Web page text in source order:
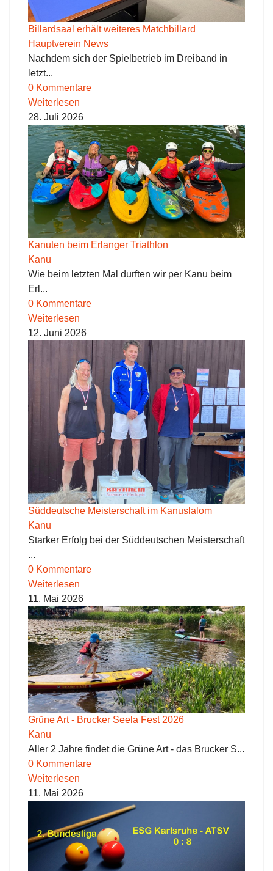
Billardsaal erhält weiteres Matchbillard
Hauptverein News
Nachdem sich der Spielbetrieb im Dreiband in
letzt...
0 Kommentare
Weiterlesen
28. Juli 2026
Kanuten beim Erlanger Triathlon
Kanu
Wie beim letzten Mal durften wir per Kanu beim
Erl...
0 Kommentare
Weiterlesen
12. Juni 2026
Süddeutsche Meisterschaft im Kanuslalom
Kanu
Starker Erfolg bei der Süddeutschen Meisterschaft
...
0 Kommentare
Weiterlesen
11. Mai 2026
Grüne Art - Brucker Seela Fest 2026
Kanu
Aller 2 Jahre findet die Grüne Art - das Brucker S...
0 Kommentare
Weiterlesen
11. Mai 2026